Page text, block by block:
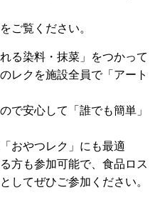
ご覧ください。
る染料・抹菜」をつかって
レクを施設全員で「アート
で安心して「誰でも簡単」
おやつレク」にも最適
方も参加可能で、食品ロス
してぜひご参加ください。